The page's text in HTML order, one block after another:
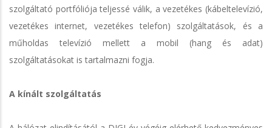
szolgáltató portfóliója teljessé válik, a vezetékes (kábeltelevízió,
vezetékes internet, vezetékes telefon) szolgáltatások, és a
műholdas televízió mellett a mobil (hang és adat)
szolgáltatásokat is tartalmazni fogja.
A kínált szolgáltatás